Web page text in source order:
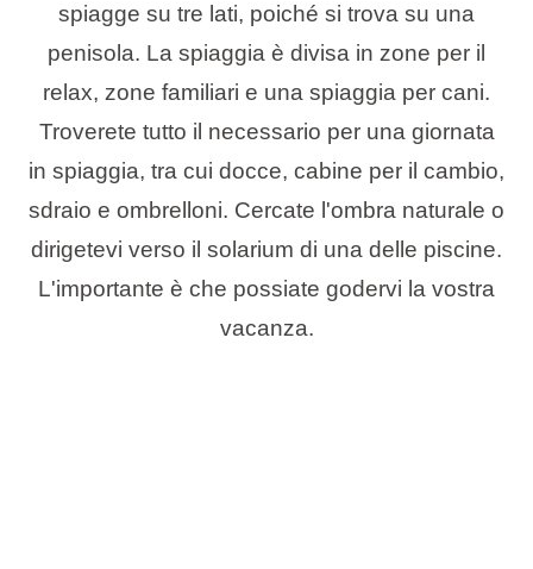
spiagge su tre lati, poiché si trova su una
penisola. La spiaggia è divisa in zone per il
relax, zone familiari e una spiaggia per cani.
Troverete tutto il necessario per una giornata
in spiaggia, tra cui docce, cabine per il cambio,
sdraio e ombrelloni. Cercate l'ombra naturale o
dirigetevi verso il solarium di una delle piscine.
L'importante è che possiate godervi la vostra
vacanza.